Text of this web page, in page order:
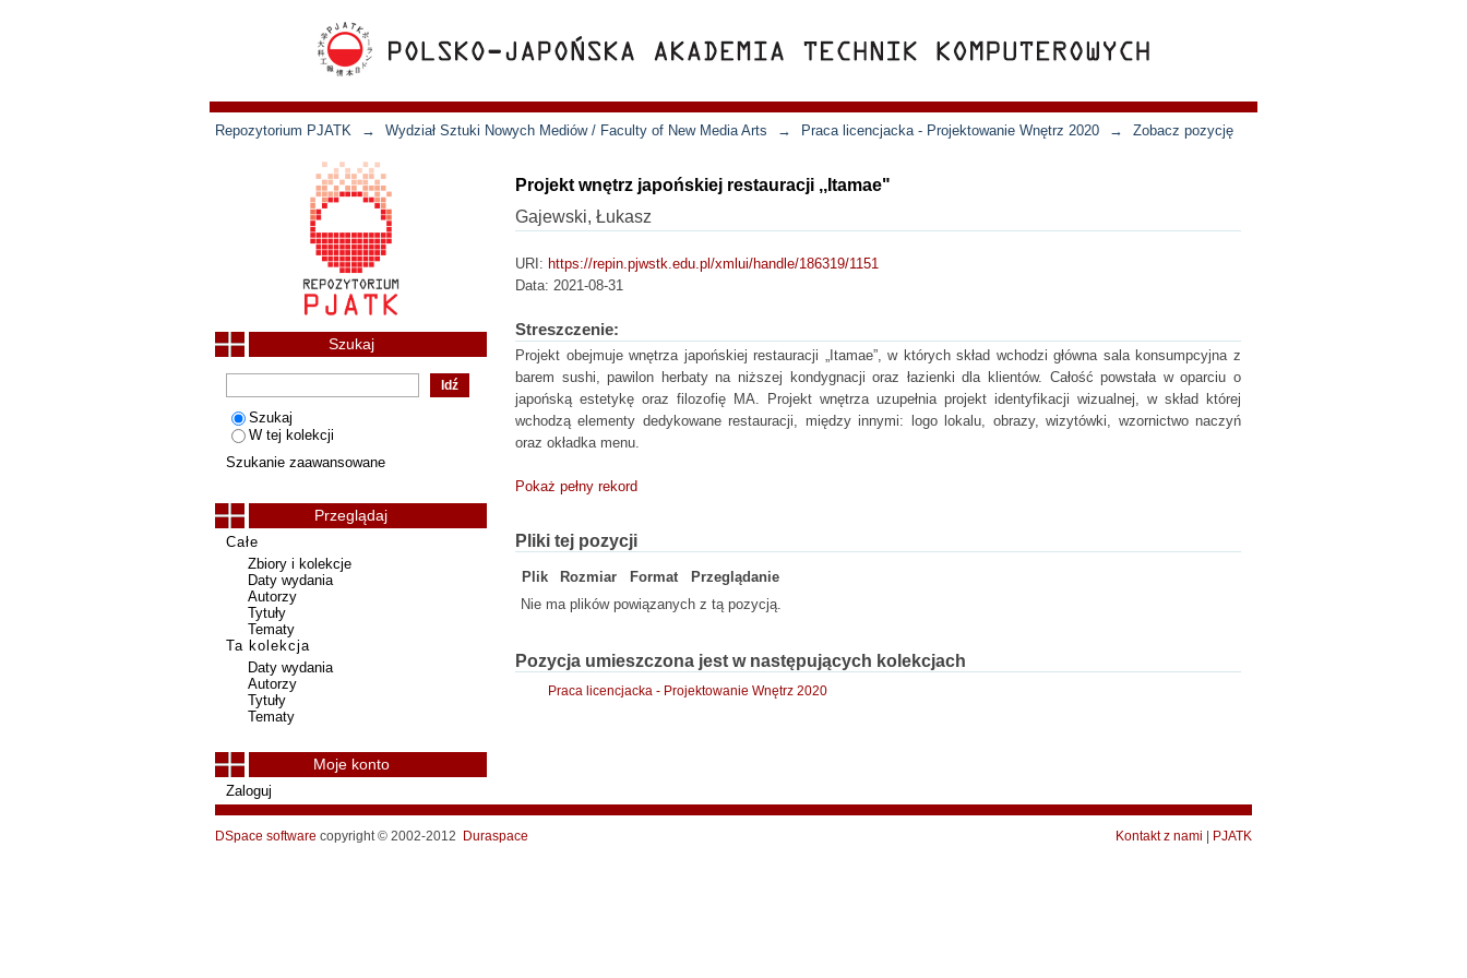
Repozytorium PJATK → Wydział Sztuki Nowych Mediów / Faculty of New Media Arts → Praca licencjacka - Projektowanie Wnętrz 2020 → Zobacz pozycję
Projekt wnętrz japońskiej restauracji ,,Itamae"
Gajewski, Łukasz
URI: https://repin.pjwstk.edu.pl/xmlui/handle/186319/1151
Data: 2021-08-31
Streszczenie:
Projekt obejmuje wnętrza japońskiej restauracji „Itamae”, w których skład wchodzi główna sala konsumpcyjna z
barem sushi, pawilon herbaty na niższej kondygnacji oraz łazienki dla klientów. Całość powstała w oparciu o
japońską estetykę oraz filozofię MA. Projekt wnętrza uzupełnia projekt identyfikacji wizualnej, w skład której
wchodzą elementy dedykowane restauracji, między innymi: logo lokalu, obrazy, wizytówki, wzornictwo naczyń
oraz okładka menu.
Pokaż pełny rekord
Pliki tej pozycji
Plik Rozmiar Format
Przeglądanie
Nie ma plików powiązanych z tą pozycją.
Pozycja umieszczona jest w następujących kolekcjach
Praca licencjacka - Projektowanie Wnętrz 2020
Szukaj
Szukaj
W tej kolekcji
Szukanie zaawansowane
Przeglądaj
Całe
Zbiory i kolekcje
Daty wydania
Autorzy
Tytuły
Tematy
Ta kolekcja
Daty wydania
Autorzy
Tytuły
Tematy
Moje konto
Zaloguj
DSpace software copyright © 2002-2012 Duraspace Kontakt z nami PJATK